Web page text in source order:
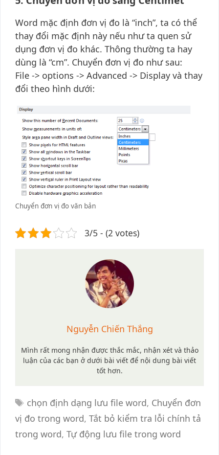
Word mặc định đơn vị đo là “inch”, ta có thể
thay đổi mặc định này nếu như ta quen sử
dụng đơn vị đo khác. Thông thường ta hay
dùng là “cm”. Chuyển đơn vị đo như sau:
File -> options -> Advanced -> Display và thay
đổi theo hình dưới:
Chuyển đơn vị đo văn bản
3/5 - (2 votes)
Nguyễn Chiến Thắng
Mình rất mong nhận được thắc mắc, nhận xét và thảo
luận của các bạn ở dưới bài viết để nội dung bài viết
tốt hơn.
Tags
chọn định dạng lưu file word, Chuyển đơn
vị đo trong word, Tắt bỏ kiểm tra lỗi chính tả
trong word, Tự động lưu file trong word